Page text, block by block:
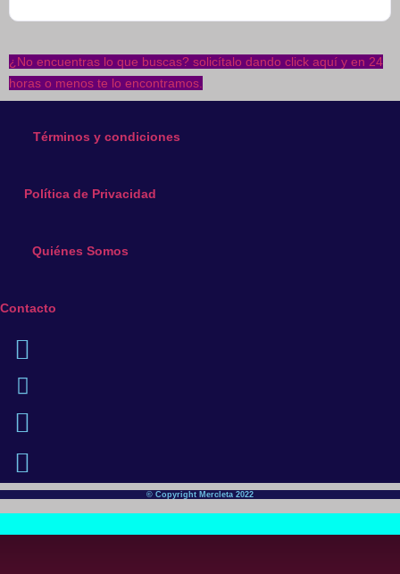
¿No encuentras lo que buscas? solicítalo dando click aquí y en 24
horas o menos te lo encontramos.
Términos y condiciones
Política de Privacidad
Quiénes Somos
Contacto
© Copyright Mercleta 2022